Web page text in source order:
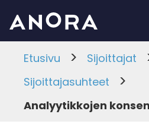
Etusivu > Sijoittajat
Sijoittajasuhteet >
Analyytikkojen